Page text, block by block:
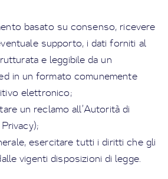
basato su consenso, ricevere
supporto, i dati forniti al
e leggibile da un
in un formato comunemente
elettronico;
un reclamo all’Autorità di
esercitare tutti i diritti che gli
vigenti disposizioni di legge.